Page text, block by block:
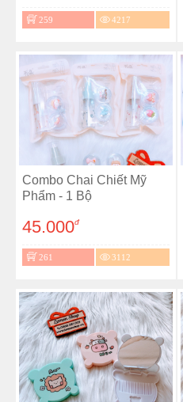
259 4217
Combo Chai Chiết Mỹ
Phẩm - 1 Bộ
45.000đ
261 3112